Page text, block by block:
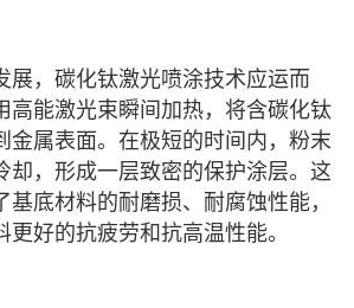
展，碳化钛激光喷涂技术应运而
高能激光束瞬间加热，将含碳化钛
金属表面。在极短的时间内，粉末
却，形成一层致密的保护涂层。这
底材料的耐磨损、耐腐蚀性能，
好的抗疲劳和抗高温性能。